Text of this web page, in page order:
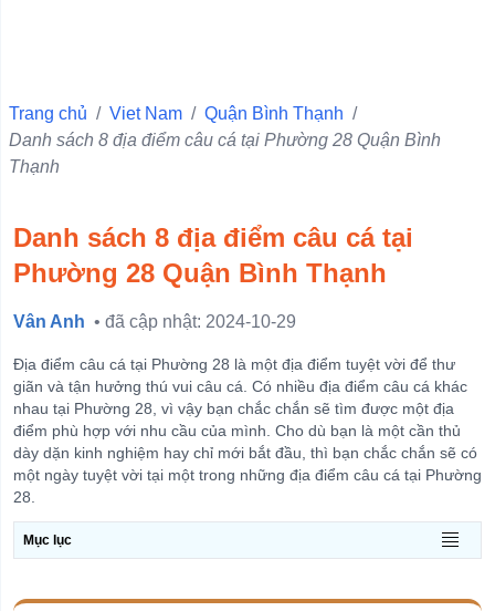
Quận Ba Đình
Quận 11
Quận 1
Quận 3
Quận 5
Quận Hà Đông
Quận Đống Đa
Quận Hai Bà Trưng
Quận Hoàn Kiếm
View more
Chủ
đề
Quán Cơm
Trang chủ / Viet Nam / Quận Bình Thạnh /
Danh sách 8 địa điểm câu cá tại Phường 28 Quận Bình
Thạnh
Danh sách 8 địa điểm câu cá tại
Phường 28 Quận Bình Thạnh
Vân Anh • đã cập nhật: 2024-10-29
Địa điểm câu cá tại Phường 28 là một địa điểm tuyệt vời để thư
giãn và tận hưởng thú vui câu cá. Có nhiều địa điểm câu cá khác
nhau tại Phường 28, vì vậy bạn chắc chắn sẽ tìm được một địa
điểm phù hợp với nhu cầu của mình. Cho dù bạn là một cần thủ
dày dặn kinh nghiệm hay chỉ mới bắt đầu, thì bạn chắc chắn sẽ có
một ngày tuyệt vời tại một trong những địa điểm câu cá tại Phường
28.
Mục lục